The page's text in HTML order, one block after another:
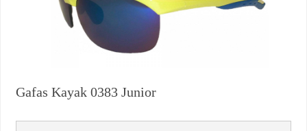
Gafas Kayak 0383 Junior